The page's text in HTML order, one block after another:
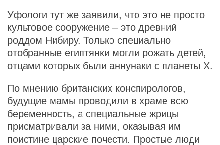
Уфологи тут же заявили, что это не просто
культовое сооружение – это древний
роддом Нибиру. Только специально
отобранные египтянки могли рожать детей,
отцами которых были аннунаки с планеты Х.
По мнению британских конспирологов,
будущие мамы проводили в храме всю
беременность, а специальные жрицы
присматривали за ними, оказывая им
поистине царские почести. Простые люди